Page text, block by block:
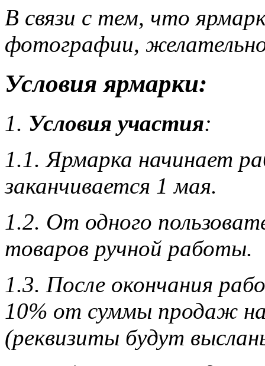
В связи с тем, что
фотографии,
Условия ярмарки:
1. Условия участия:
1.1. Ярмарка начинает
заканчивается 1 мая.
1.2. От одного
товаров ручной работы.
1.3. После окончания
10% от суммы продаж
(реквизиты будут